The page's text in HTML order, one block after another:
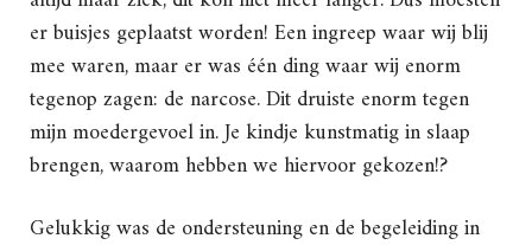
er buisjes geplaatst worden! Een ingreep waar wij blij
mee waren, maar er was één ding waar wij enorm
tegenop zagen: de narcose. Dit druiste enorm tegen
mijn moedergevoel in. Je kindje kunstmatig in slaap
brengen, waarom hebben we hiervoor gekozen!?
Gelukkig was de ondersteuning en de begeleiding in